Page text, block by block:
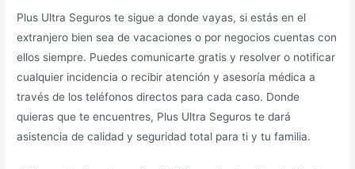
Plus Ultra Seguros te sigue a donde vayas, si estás en el
extranjero bien sea de vacaciones o por negocios cuentas con
ellos siempre. Puedes comunicarte gratis y resolver o notificar
cualquier incidencia o recibir atención y asesoría médica a
través de los teléfonos directos para cada caso. Donde
quieras que te encuentres, Plus Ultra Seguros te dará
asistencia de calidad y seguridad total para ti y tu familia.